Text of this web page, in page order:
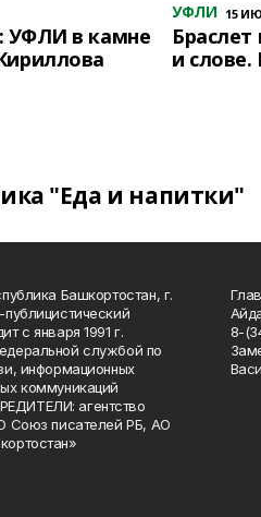
УФЛИ в камне
УФЛИ 15
и
"Еда и напитки"
Башкортостан, г.
с января 1991 г.
службой по
информационных
коммуникаций
агентство
Союз писателей РБ, АО
8-